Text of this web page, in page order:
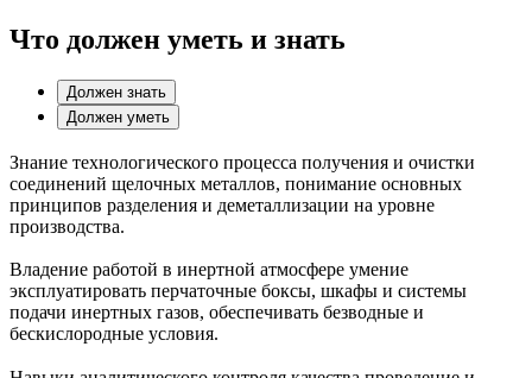
Что должен уметь и знать
Должен знать
Должен уметь
Знание технологического процесса получения и очистки
соединений щелочных металлов, понимание основных
принципов разделения и деметаллизации на уровне
производства.
Владение работой в инертной атмосфере умение
эксплуатировать перчаточные боксы, шкафы и системы
подачи инертных газов, обеспечивать безводные и
бескислородные условия.